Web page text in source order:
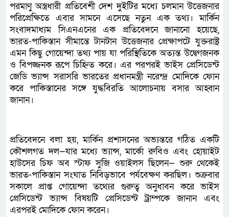
পরমাণু অস্ত্রধারী প্রতিবেশী দেশ দুইটির মধ্যে চলমান উত্তেজনার
পরিপ্রেক্ষিতে এবার সামনে এসেছে নতুন এক তথ্য। মার্কিন
সংবাদমাধ্যম সিএনএনের এক প্রতিবেদনে জানানো হয়েছে,
ভারত-পাকিস্তান সীমান্তে টানটান উত্তেজনার প্রেক্ষাপটে যুক্তরাষ্ট্র
এমন কিছু গোয়েন্দা তথ্য পায় যা পরিস্থিতিকে অত্যন্ত উদ্বেগজনক
ও বিপজ্জনক রূপে চিহ্নিত করে। এর পরপরই ভাইস প্রেসিডেন্ট
জেডি ভ্যান্স সরাসরি ভারতের প্রধানমন্ত্রী নরেন্দ্র মোদিকে ফোন
করে পাকিস্তানের সঙ্গে যুদ্ধবিরতি আলোচনায় বসার আহ্বান
জানান।
প্রতিবেদনে বলা হয়, মার্কিন প্রশাসনের অভ্যন্তরে গঠিত একটি
কৌশলগত দল—যার মধ্যে ভ্যান্স, মার্কো রুবিও এবং হোয়াইট
হাউসের চিফ অব স্টাফ সুজি ওয়াইলস ছিলেন— শুরু থেকেই
ভারত-পাকিস্তান সংঘাত নিবিড়ভাবে পর্যবেক্ষণ করছিল। শুক্রবার
সকালে প্রাপ্ত গোয়েন্দা তথ্যের গুরুত্ব অনুধাবন করে ভাইস
প্রেসিডেন্ট ভ্যান্স বিষয়টি প্রেসিডেন্ট ট্রাম্পকে জানান এবং
এরপরই মোদিকে ফোন করেন।